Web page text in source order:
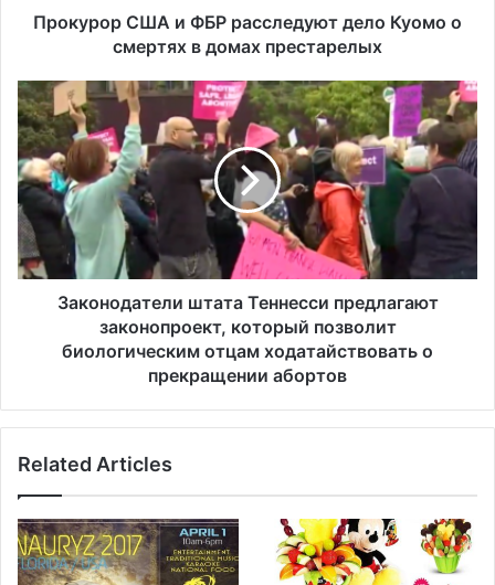
Прокурор США и ФБР расследуют дело Куомо о
смертях в домах престарелых
Законодатели
штата
Теннесси
предлагают
законопроект,
который
позволит
биологическим
отцам
ходатайствовать
прекращении
Законодатели штата Теннесси предлагают
законопроект, который позволит
биологическим отцам ходатайствовать о
прекращении абортов
Related Articles